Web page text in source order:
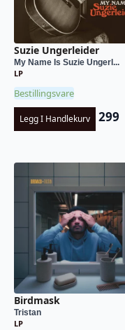
Suzie Ungerleider
My Name Is Suzie Ungerl...
LP
Bestillingsvare
Legg I Handlekurv 299
Birdmask
Tristan
LP